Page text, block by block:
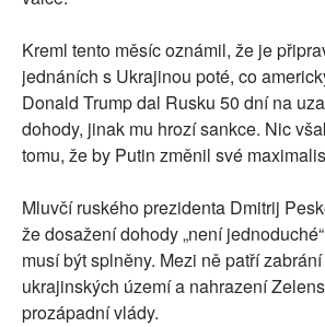
Kreml tento měsíc oznámil, že je
jednáních s Ukrajinou poté, co
Donald Trump dal Rusku 50 dní na
dohody, jinak mu hrozí sankce. Nic
tomu, že by Putin změnil své
Mluvčí ruského prezidenta Dmitrij
že dosažení dohody „není
musí být splněny. Mezi ně patří
ukrajinských území a nahrazení
prozápadní vlády.